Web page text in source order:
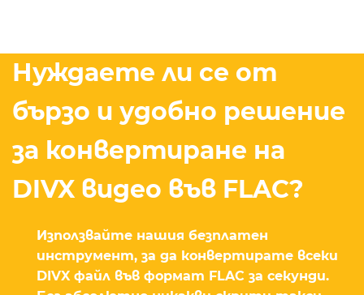
Нуждаете ли се от
бързо и удобно решение
за конвертиране на
DIVX видео във FLAC?
Използвайте нашия безплатен
инструмент, за да конвертирате всеки
DIVX файл във формат FLAC за секунди.